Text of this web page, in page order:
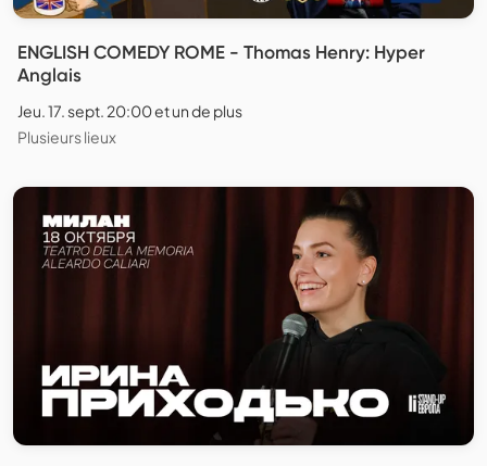
ENGLISH COMEDY ROME - Thomas Henry: Hyper
Anglais
Jeu. 17. sept. 20:00 et un de plus
Plusieurs lieux